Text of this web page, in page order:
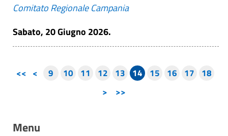
Comitato Regionale Campania
Sabato, 20 Giugno 2026.
<< < 9 10 11 12 13 14 15 16 17
18
>
>>
Menu